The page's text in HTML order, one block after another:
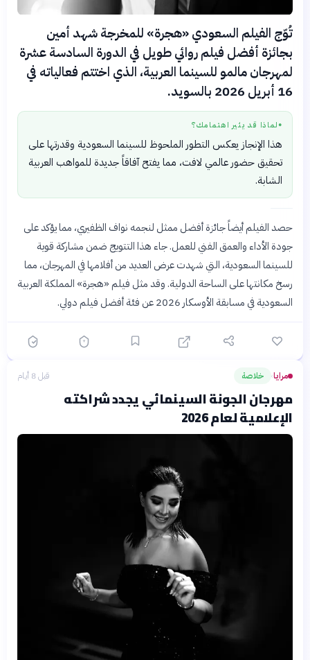
تُوّج الفيلم السعودي «هجرة» للمخرجة شهد أمين
بجائزة أفضل فيلم روائي طويل في الدورة السادسة عشرة
لمهرجان مالمو للسينما العربية، الذي اختتم فعالياته في
16 أبريل 2026 بالسويد.
● لماذا قد يثير اهتمامك؟
هذا الإنجاز يعكس التطور الملحوظ للسينما السعودية وقدرتها على
تحقيق حضور عالمي لافت، مما يفتح آفاقاً جديدة للمواهب العربية
الشابة.
حصد الفيلم أيضاً جائزة أفضل ممثل لنجمه نواف الظفيري، مما يؤكد على
جودة الأداء والعمق الفني للعمل. جاء هذا التتويج ضمن مشاركة قوية
للسينما السعودية، التي شهدت عرض العديد من أفلامها في المهرجان، مما
رسخ مكانتها على الساحة الدولية. وقد مثل فيلم «هجرة» المملكة العربية
السعودية في مسابقة الأوسكار 2026 عن فئة أفضل فيلم دولي.
مرايا› خلاصة قبل 8 أيام
مهرجان الجونة السينمائي يجدد شراكته
الإعلامية لعام 2026